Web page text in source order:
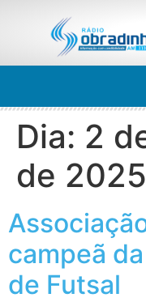
Dia: 2
de 2025
campeã
de Futsal